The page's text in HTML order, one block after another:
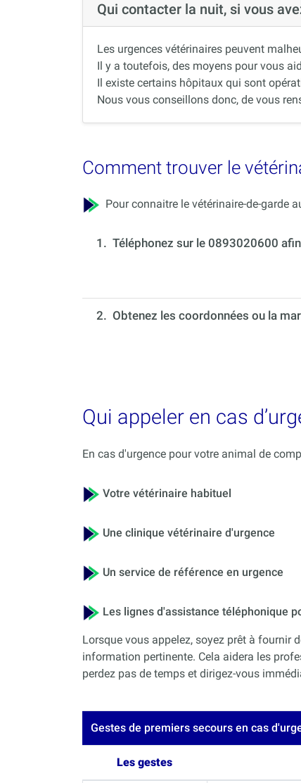
Qui contacter la nuit, si vous
Les urgences vétérinaires peuvent
Il y a toutefois, des moyens pour vous
Il existe certains hôpitaux qui sont
Nous vous conseillons donc, de vous
Comment trouver le
Pour connaitre le vétérinaire-de-garde
1. Téléphonez sur le 0893020600
2. Obtenez les coordonnées ou la
Qui appeler en cas
En cas d'urgence pour votre animal de
Votre vétérinaire habituel
Une clinique vétérinaire d'urgence
Un service de référence en urgence
Les lignes d'assistance téléphonique
Lorsque vous appelez, soyez prêt à
information pertinente. Cela aidera les
perdez pas de temps et dirigez-vous
Gestes de premiers secours en cas
Les gestes